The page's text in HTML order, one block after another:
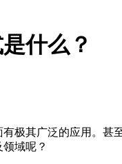
什么？
其广泛的应用。甚
域呢？